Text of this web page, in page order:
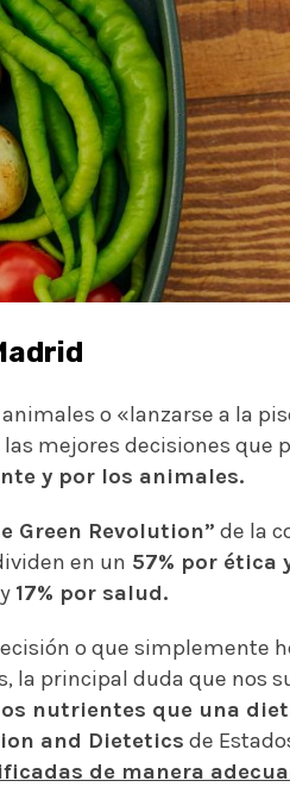
o «lanzarse a la
mejores decisiones que
y por los animales.
Green Revolution” de la
en un 57% por ética
y 17% por salud.
o que simplemente
la principal duda que nos
nutrientes que una
and Dietetics de
de manera